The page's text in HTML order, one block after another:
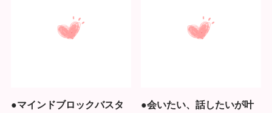
●マインドブロックバスタ
●会いたい、話したいが叶